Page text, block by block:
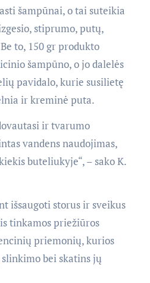
šampūnai, o tai suteikia
stiprumo, putų,
to, 150 gr produkto
šampūno, o jo dalelės
pavidalo, kurie susilietę
ir kreminė puta.
ir tvarumo
vandens naudojimas,
buteliukyje“, – sako K.
išsaugoti storus ir sveikus
tinkamos priežiūros
priemonių, kurios
bei skatins jų